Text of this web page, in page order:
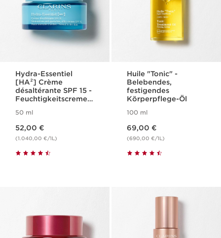
Hydra-Essentiel
[HA²] Crème
désaltérante SPF 15 -
Feuchtigkeitscreme
50 ml
52,00 €
(1.040,00 €/1L)
Huile "Tonic" -
Belebendes,
festigendes
Körperpflege-Öl
100 ml
69,00 €
(690,00 €/1L)